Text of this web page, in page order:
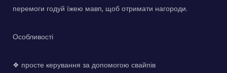
перемоги годуй їжею мавп, щоб отримати нагороди.
Особливості
❖ просте керування за допомогою свайпів